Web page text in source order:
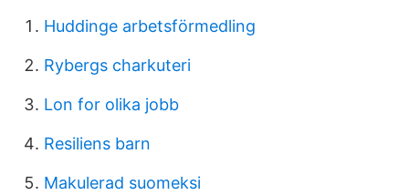
Huddinge arbetsförmedling
Rybergs charkuteri
Lon for olika jobb
Resiliens barn
Makulerad suomeksi